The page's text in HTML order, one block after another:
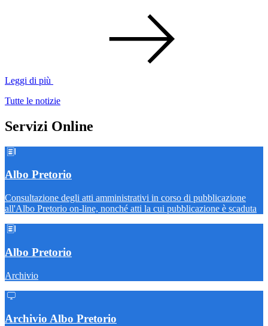
Leggi di più
Tutte le notizie
Servizi Online
Albo Pretorio
Consultazione degli atti amministrativi in corso di pubblicazione
all'Albo Pretorio on-line, nonché atti la cui pubblicazione è scaduta
Albo Pretorio
Archivio
Archivio Albo Pretorio